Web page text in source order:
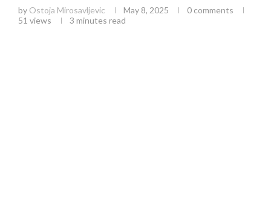
by Ostoja Mirosavljevic May 8, 2025
0 comments
51 views 3 minutes read